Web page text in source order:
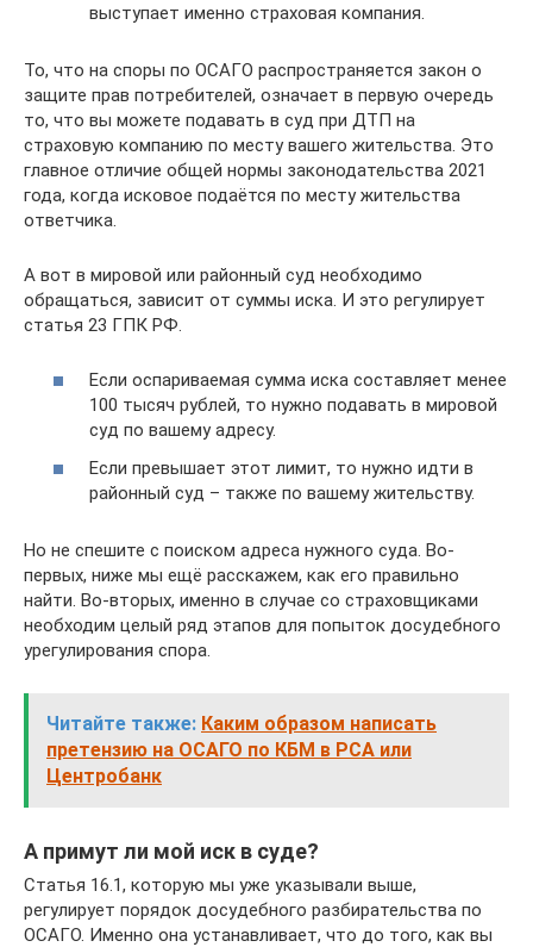
выступает именно страховая компания.
То, что на споры по ОСАГО распространяется закон о
защите прав потребителей, означает в первую очередь
то, что вы можете подавать в суд при ДТП на
страховую компанию по месту вашего жительства. Это
главное отличие общей нормы законодательства 2021
года, когда исковое подаётся по месту жительства
ответчика.
А вот в мировой или районный суд необходимо
обращаться, зависит от суммы иска. И это регулирует
статья 23 ГПК РФ.
Если оспариваемая сумма иска составляет менее
100 тысяч рублей, то нужно подавать в мировой
суд по вашему адресу.
Если превышает этот лимит, то нужно идти в
районный суд – также по вашему жительству.
Но не спешите с поиском адреса нужного суда. Во-
первых, ниже мы ещё расскажем, как его правильно
найти. Во-вторых, именно в случае со страховщиками
необходим целый ряд этапов для попыток досудебного
урегулирования спора.
Читайте также: Каким образом написать
претензию на ОСАГО по КБМ в РСА или
Центробанк
А примут ли мой иск в суде?
Статья 16.1, которую мы уже указывали выше,
регулирует порядок досудебного разбирательства по
ОСАГО. Именно она устанавливает, что до того, как вы